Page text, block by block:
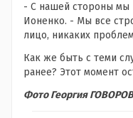
- С нашей стороны мы
Ионенко. - Мы все
лицо, никаких
Как же быть с теми
ранее? Этот момент
Фото Георгия